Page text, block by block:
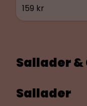
159 kr
karamelliserade
Laktosfri.
Sallader &
Sallader